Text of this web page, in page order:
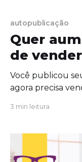
sobrecarga para
costurar
autopublicação
Quer
de
Você publicou
agora precisa
3 min leitura